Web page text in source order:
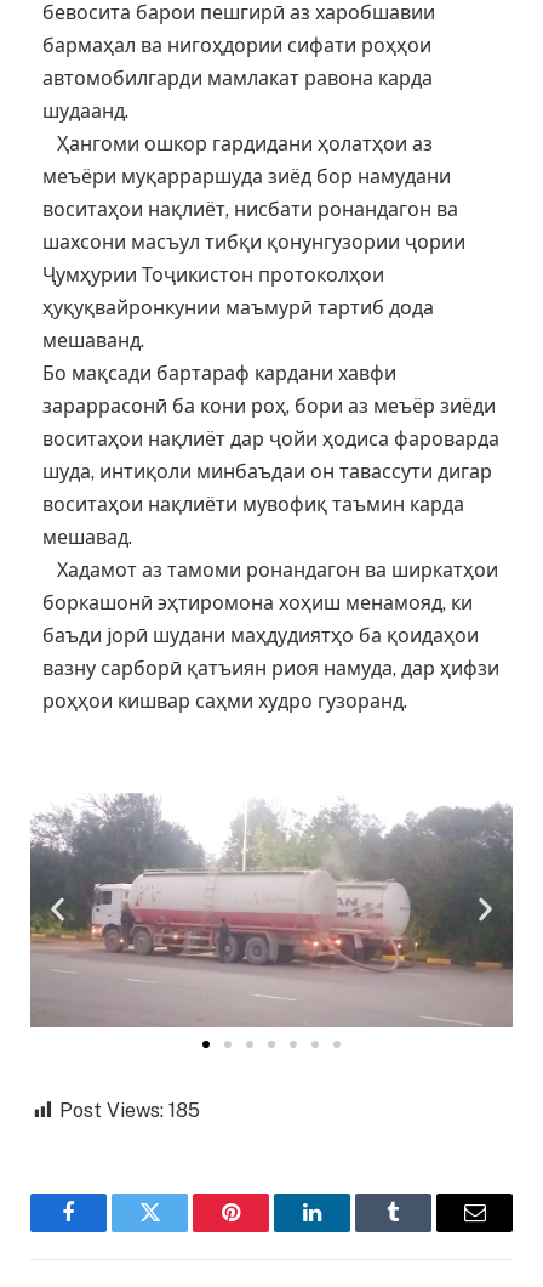
бевосита барои пешгирӣ аз харобшавии
бармаҳал ва нигоҳдории сифати роҳҳои
автомобилгарди мамлакат равона карда
шудаанд.
Ҳангоми ошкор гардидани ҳолатҳои аз
меъёри муқарраршуда зиёд бор намудани
воситаҳои нақлиёт, нисбати ронандагон ва
шахсони масъул тибқи қонунгузории ҷории
Ҷумҳурии Тоҷикистон протоколҳои
ҳуқуқвайронкунии маъмурӣ тартиб дода
мешаванд.
Бо мақсади бартараф кардани хавфи
зараррасонӣ ба кони роҳ, бори аз меъёр зиёди
воситаҳои нақлиёт дар ҷойи ҳодиса фароварда
шуда, интиқоли минбаъдаи он тавассути дигар
воситаҳои нақлиёти мувофиқ таъмин карда
мешавад.
Хадамот аз тамоми ронандагон ва ширкатҳои
боркашонӣ эҳтиромона хоҳиш менамояд, ки
баъди jорӣ шудани маҳдудиятҳо ба қоидаҳои
вазну сарборӣ қатъиян риоя намуда, дар ҳифзи
роҳҳои кишвар саҳми худро гузоранд.
Post Views: 185
FacebookTwitter Pinterest LinkedInTumblr Email